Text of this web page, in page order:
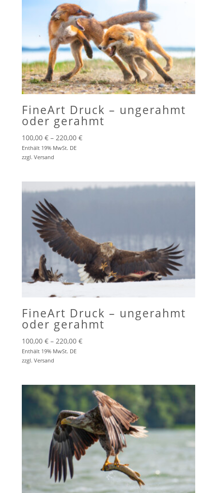
FineArt Druck – ungerahmt
oder gerahmt
100,00 € – 220,00 €Preisspanne:
Enthält 19% MwSt. DE
zzgl. Versand
FineArt Druck – ungerahmt
oder gerahmt
100,00 € – 220,00 €Preisspanne:
Enthält 19% MwSt. DE
zzgl. Versand